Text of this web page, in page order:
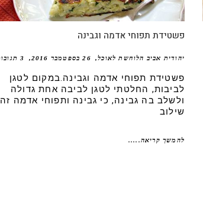
פשטידת תפוחי אדמה וגבינה
יהודית אביב הלוחשת לאוכל 26 בספטמבר 2016 3 תגובות
פשטידת תפוחי אדמה וגבינה.במקום לטגן
לביבות, החלטתי לטגן לביבה אחת גדולה
ולשלב בה גבינה, כי גבינה ותפוחי אדמה זה
שילוב
להמשך קריאה.....